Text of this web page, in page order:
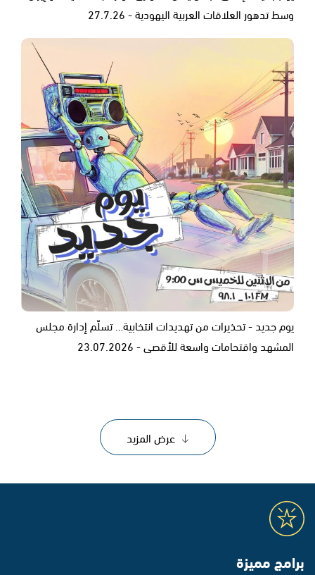
وسط تدهور العلاقات العربية اليهودية - 27.7.26
يوم جديد - تحذيرات من تهديدات انتخابية… تسلّم إدارة مجلس
المشهد واقتحامات واسعة للأقصى - 23.07.2026
عرض المزيد
برامج مميزة